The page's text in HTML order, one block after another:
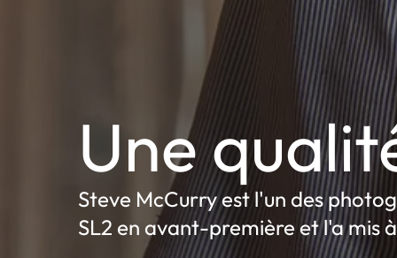
Une
Steve McCurry est l'un des
SL2 en avant-première et l'a mis